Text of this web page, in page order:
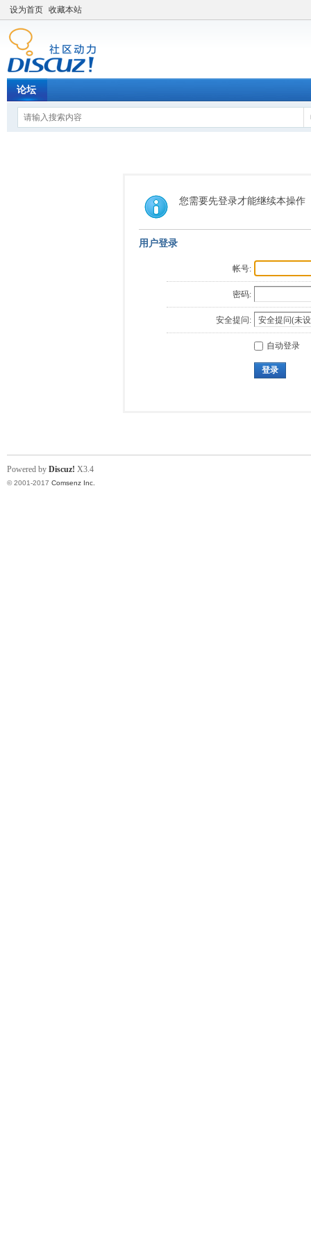
设为首页 收藏本站
论坛
您需要先登录才能继续本操作
用户登录
帐号:
密码:
安全提问:
自动登录
登录
Powered by Discuz! X3.4
© 2001-2017 Comsenz Inc.